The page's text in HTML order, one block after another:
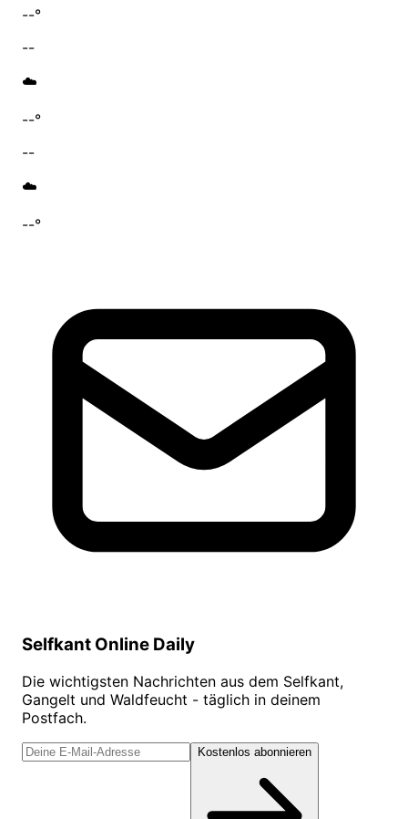
--°
--
☁️
--°
--
☁️
--°
Selfkant Online Daily
Die wichtigsten Nachrichten aus dem Selfkant,
Gangelt und Waldfeucht - täglich in deinem
Postfach.
Kostenlos abonnieren